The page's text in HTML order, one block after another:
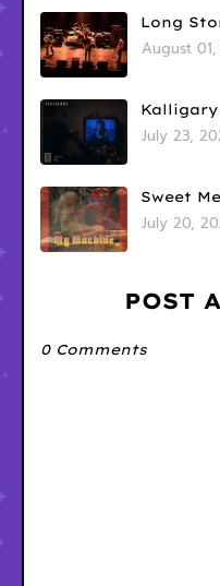
Long
August
Kalligary
July 23,
Sweet
July 20,
POST
0 Comments